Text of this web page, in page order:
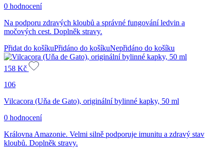
0 hodnocení
Na podporu zdravých kloubů a správné fungování ledvin a
močových cest. Doplněk stravy.
Přidat do košíkuPřidáno do košíkuNepřidáno do košíku
158 Kč
106
Vilcacora (Uňa de Gato), originální bylinné kapky, 50 ml
0 hodnocení
Královna Amazonie. Velmi silně podporuje imunitu a zdravý stav
kloubů. Doplněk stravy.